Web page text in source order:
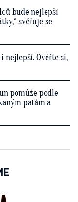
bude nejlepší
svěřuje se
nejlepší. Ověřte si,
pomůže podle
patám a